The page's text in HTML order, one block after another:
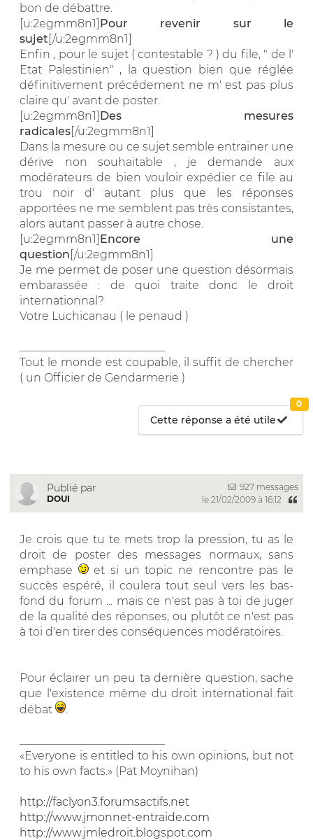
bon de débattre.
[u:2egmm8n1] Pour revenir sur le
sujet[/u:2egmm8n1]
Enfin , pour le sujet ( contestable ? ) du file, " de l'
Etat Palestinien" , la question bien que réglée
définitivement précédement ne m' est pas plus
claire qu' avant de poster.
[u:2egmm8n1] Des mesures
radicales[/u:2egmm8n1]
Dans la mesure ou ce sujet semble entrainer une
dérive non souhaitable , je demande aux
modérateurs de bien vouloir expédier ce file au
trou noir d' autant plus que les réponses
apportées ne me semblent pas très consistantes,
alors autant passer à autre chose.
[u:2egmm8n1] Encore une
question[/u:2egmm8n1]
Je me permet de poser une question désormais
embarassée : de quoi traite donc le droit
internationnal?
Votre Luchicanau ( le penaud )
Tout le monde est coupable, il suffit de chercher
( un Officier de Gendarmerie )
Cette réponse a été utile
0
Publié par
DOUI
927 messages
le 21/02/2009 à 16:12
Je crois que tu te mets trop la pression, tu as le
droit de poster des messages normaux, sans
emphase
et si un topic ne rencontre pas le
succès espéré, il coulera tout seul vers les bas-
fond du forum ... mais ce n'est pas à toi de juger
de la qualité des réponses, ou plutôt ce n'est pas
à toi d'en tirer des conséquences modératoires.
Pour éclairer un peu ta dernière question, sache
que l'existence même du droit international fait
débat
.
«Everyone is entitled to his own opinions, but not
to his own facts.» (Pat Moynihan)
http://faclyon3.forumsactifs.net
http://www.jmonnet-entraide.com
http://www.jmledroit.blogspot.com